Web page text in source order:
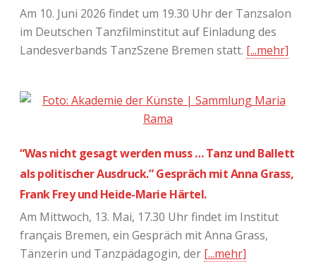
Am 10. Juni 2026 findet um 19.30 Uhr der Tanzsalon
im Deutschen Tanzfilminstitut auf Einladung des
Landesverbands TanzSzene Bremen statt. [...mehr]
“Was nicht gesagt werden muss … Tanz und Ballett
als politischer Ausdruck.” Gespräch mit Anna Grass,
Frank Frey und Heide-Marie Härtel.
Am Mittwoch, 13. Mai, 17.30 Uhr findet im Institut
français Bremen, ein Gespräch mit Anna Grass,
Tänzerin und Tanzpädagogin, der [...mehr]